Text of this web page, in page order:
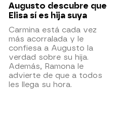
Augusto descubre que
Elisa sí es hija suya
Carmina está cada vez
más acorralada y le
confiesa a Augusto la
verdad sobre su hija.
Además, Ramona le
advierte de que a todos
les llega su hora.